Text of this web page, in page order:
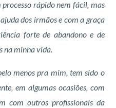
rápido nem fácil, mas
dos irmãos e com a graça
forte de abandono e de
na minha vida.
menos pra mim, tem sido o
em algumas ocasiões, com
com outros profissionais da